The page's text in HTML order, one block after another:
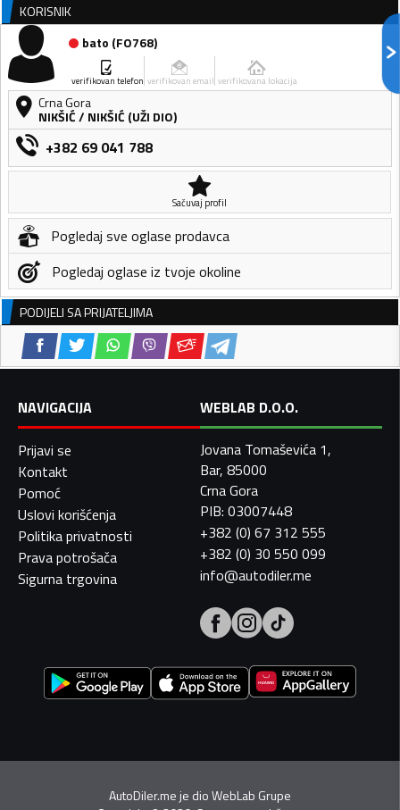
KORISNIK
bato (FO768)
verifikovan telefon verifikovan email verifikovana lokacija
Crna Gora
NIKŠIĆ/ NIKŠIĆ (UŽI DIO)
+382 69 041 788
Sačuvaj profil
Pogledaj sve oglase prodavca
Pogledaj oglase iz tvoje okoline
PODIJELI SA PRIJATELJIMA
NAVIGACIJA
Prijavi se
Kontakt
Pomoć
Uslovi korišćenja
Politika privatnosti
Prava potrošača
Sigurna trgovina
WEBLAB D.O.O.
Jovana Tomaševića 1,
Bar, 85000
Crna Gora
PIB: 03007448
+382 (0) 67 312 555
+382 (0) 30 550 099
info@autodiler.me
AutoDiler.me je dioWebLab Grupe